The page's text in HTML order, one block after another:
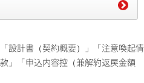
設計書（契約概要）」「注意喚起情
」「申込内容控（兼解約返戻金額